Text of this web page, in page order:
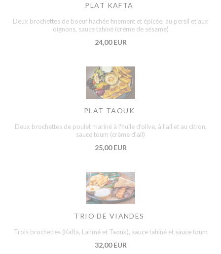
PLAT KAFTA
Deux brochettes de boeuf hachée finement et épicée, au persil et aux
oignons, sauce tahiné (crème de sésame)
24,00 EUR
PLAT TAOUK
Deux brochettes de poulet mariné à l'huile d'olive, à l'ail et au citron,
sauce toum (crème d'ail)
25,00 EUR
TRIO DE VIANDES
Trois brochettes (Kafta, Lahmé et Taouk), sauce tahiné et sauce toum
32,00 EUR